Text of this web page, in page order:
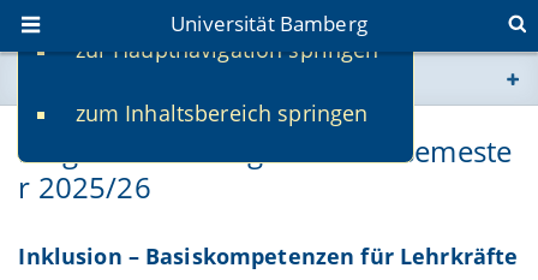
zur Hauptnavigation springen
zum Inhaltsbereich springen
Universität Bamberg
www.uni-bamberg.de
fis.uni-bamberg.de
Ringveranstaltung im Wintersemeste
r 2025/26
Inklusion – Basiskompetenzen für Lehrkräfte